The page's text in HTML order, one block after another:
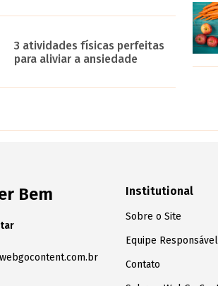
3 atividades físicas perfeitas
para aliviar a ansiedade
Bem Institutional
Sobre o Site
Equipe Responsável
Contato